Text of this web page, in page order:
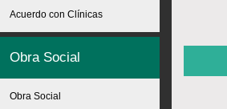
Acuerdo con Clínicas
Obra Social
Obra Social